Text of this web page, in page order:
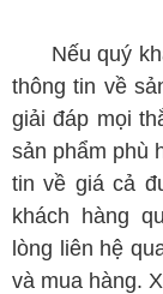
Nếu quý
thông tin về
giải đáp mọi
sản phẩm phù
tin về giá cả
khách hàng
lòng liên hệ
và mua hàng.